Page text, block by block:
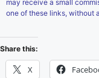
may receive a small
one of these links, without
Share this:
X